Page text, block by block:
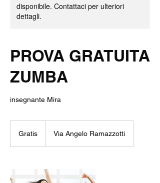
disponibile. Contattaci per ulteriori
dettagli.
PROVA GRATUITA
ZUMBA
insegnante Mira
Gratis Via Angelo Ramazzotti